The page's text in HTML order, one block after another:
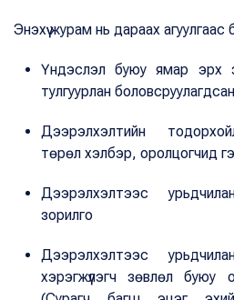
Энэхүү журам нь дараах агуулгаас
Үндэслэл буюу ямар эрх
тулгуурлан
Дээрэлхэлтийн
төрөл хэлбэр, оролцогчид
Дээрэлхэлтээс
зорилго
Дээрэлхэлтээс
хэрэгжүүлэгч зөвлөл буюу